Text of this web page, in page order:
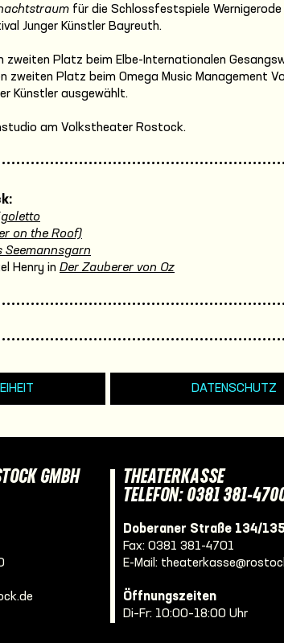
für die Schlossfestspiele Wernigerode
Junger Künstler Bayreuth.
zweiten Platz beim Elbe-Internationalen
zweiten Platz beim Omega Music Management
Künstler ausgewählt.
am Volkstheater Rostock.
on the Roof)
Seemannsgarn
Henry in Der Zauberer von Oz
DATENSCHUTZ
GMBH
THEATERKASSE
TELEFON: 0381 381-
Doberaner Straße 134/135
Fax: 0381 381-4701
E-Mail:
Öffnungszeiten
Di–Fr: 10:00–18:00 Uhr